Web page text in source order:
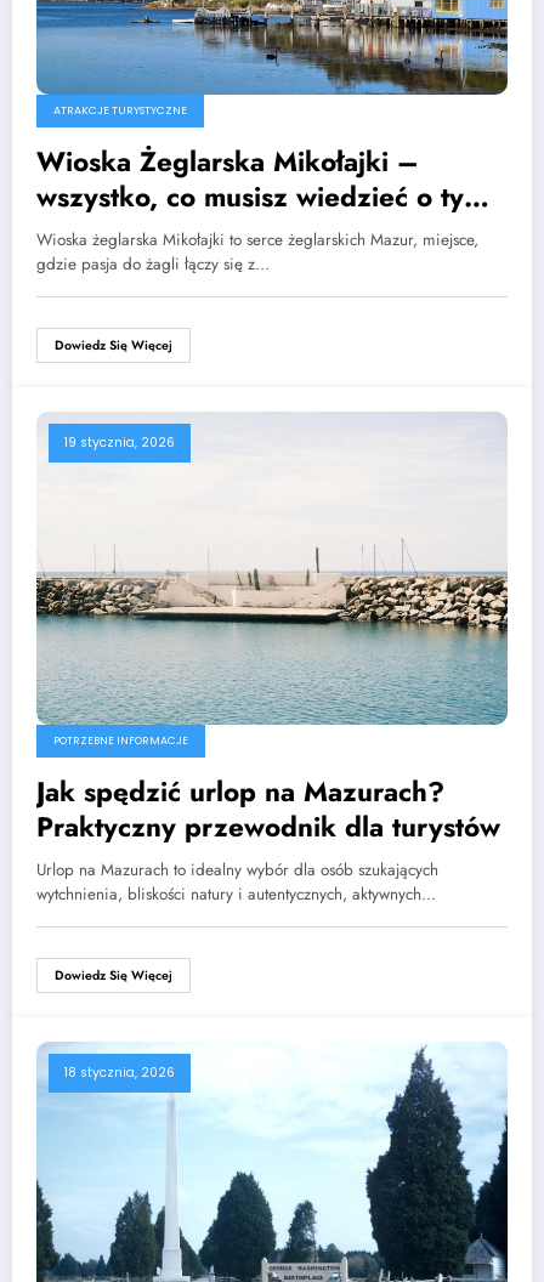
ATRAKCJE TURYSTYCZNE
Wioska Żeglarska Mikołajki –
wszystko, co musisz wiedzieć o tym
miejscu
Wioska żeglarska Mikołajki to serce żeglarskich Mazur, miejsce,
gdzie pasja do żagli łączy się z…
Dowiedz Się Więcej
19 stycznia, 2026
POTRZEBNE INFORMACJE
Jak spędzić urlop na Mazurach?
Praktyczny przewodnik dla turystów
Urlop na Mazurach to idealny wybór dla osób szukających
wytchnienia, bliskości natury i autentycznych, aktywnych…
Dowiedz Się Więcej
18 stycznia, 2026